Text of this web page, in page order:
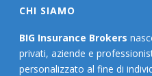
CHI SIAMO
BIG Insurance Brokers
privati, aziende e
personalizzato al fine di